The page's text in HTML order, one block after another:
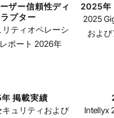
ザー信頼性ディ
ラプター
リティオペレーシ
ポート 2026年
2025年
2025
およ
掲載実績
キュリティおよび
Intellyx